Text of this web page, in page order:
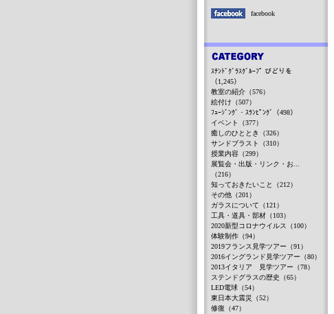
facebook
ｽﾃﾝﾄﾞｸﾞﾗｽｸﾞﾙｰﾌﾟ びどりを
（1,245）
教室の紹介（576）
絵付け（507）
ﾌｭｰｼﾞﾝｸﾞ・ｽﾗﾝﾋﾟﾝｸﾞ（498）
イベント（377）
癒しのひととき（326）
サンドブラスト（310）
授業内容（299）
展覧会・出版・リンク・お...
（216）
知っておきたいこと（212）
その他（201）
ガラスについて（121）
工具・道具・部材（103）
2020新型コロナウイルス（100）
体験制作（94）
2019フランス見学ツアー（91）
2016イングランド見学ツアー（80）
2013イタリア 見学ツアー（78）
ステンドグラスの歴史（65）
LED電球（54）
東日本大震災（52）
修復（47）